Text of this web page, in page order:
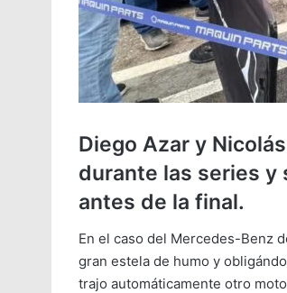
Diego Azar y
durante las series y
antes de la final.
En el caso del Mercedes-Benz
gran estela de humo y
trajo automáticamente otro